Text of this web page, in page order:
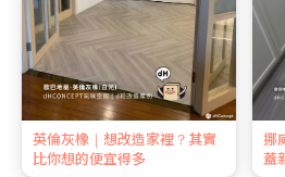
英倫灰橡｜想改造家裡？其實
比你想的便宜得多
挪
蓋